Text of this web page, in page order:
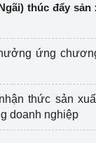
thúc đẩy sản
ứng
thức sản
doanh nghiệp